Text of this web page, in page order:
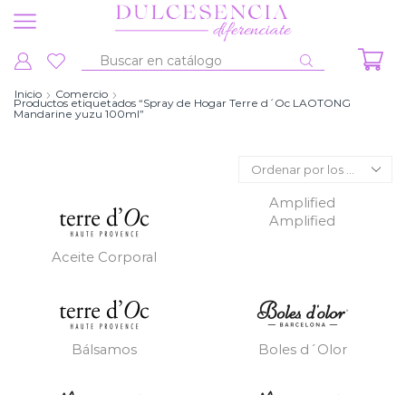
Entrada
búsqueda
Inicio Comercio
Productos etiquetados “Spray de Hogar Terre d´Oc LAOTONG
Mandarine yuzu 100ml”
Aceite Corporal
Amplified
Amplified
Bálsamos Boles d´Olor